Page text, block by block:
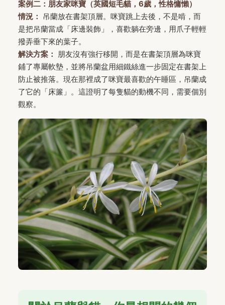
案例二：朋友家咪寶（英國短毛貓，6歲，性格慵懶）
情況： 吊蘭放在書架頂層。咪寶跳上去後，不是啃，而
是把吊蘭當成「床邊裝飾」，喜歡躺在旁邊，用爪子輕輕
撥弄垂下來的葉子。
解決方案：
朋友沒有強行移開，而是在書架頂層為咪寶
鋪了專屬軟墊，並將吊蘭盆用細鐵絲進一步固定在書架上
防止被推落。現在那裡成了咪寶最喜歡的午睡區，吊蘭成
了它的「床簾」。這證明了每隻貓的動機不同，需要個別
觀察。